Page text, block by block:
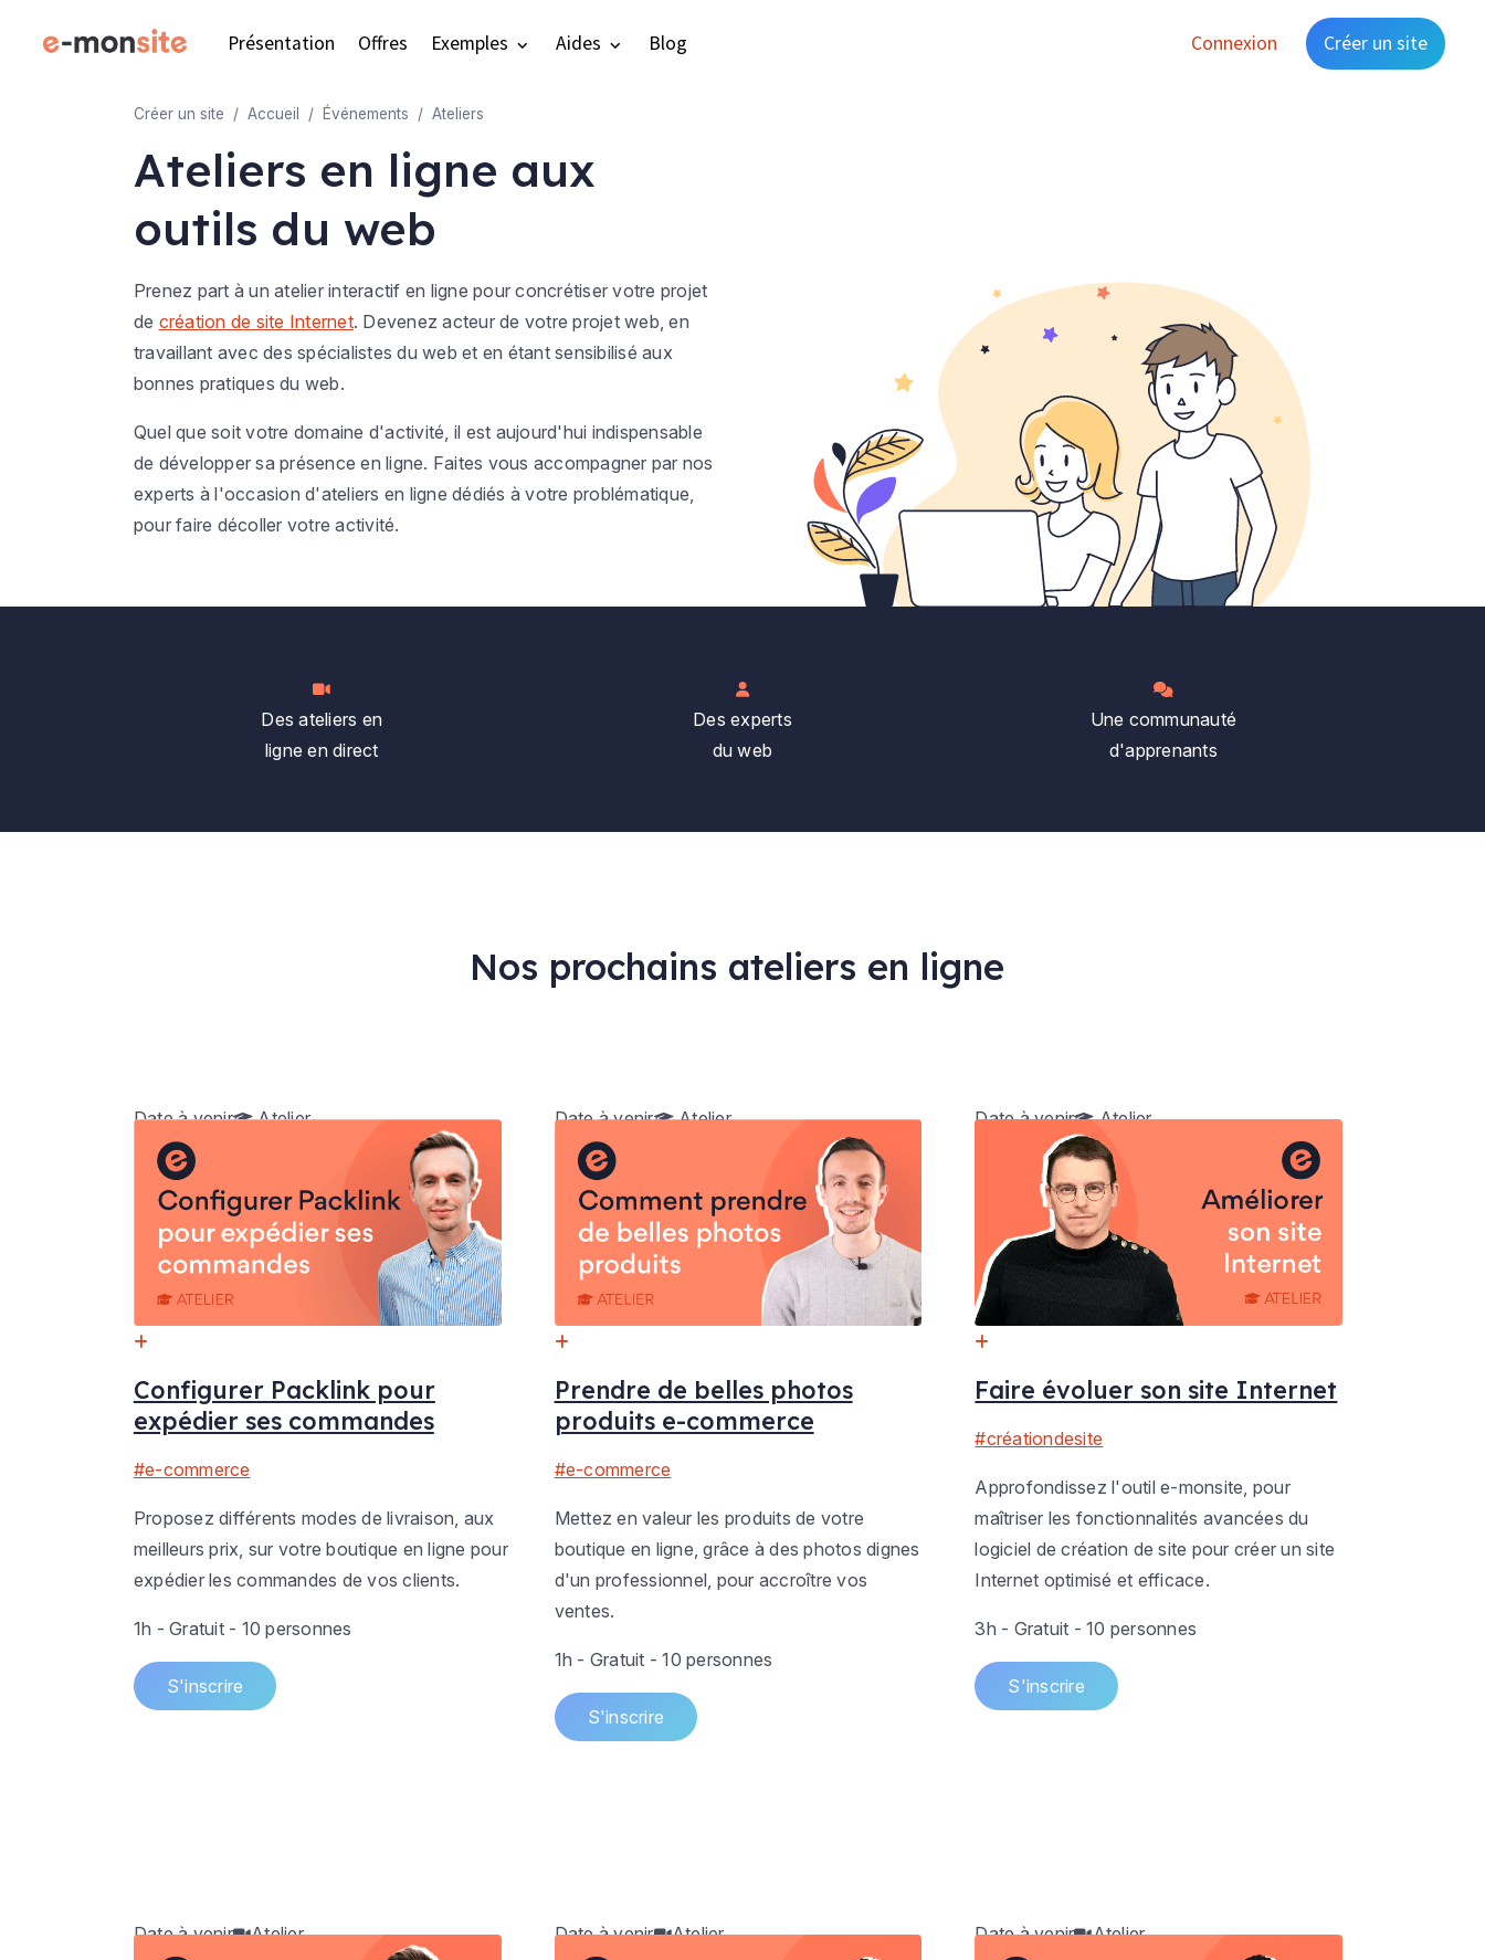
Présentation Offres Exemples Aides Blog Connexion Créer un site
Créer un site Accueil Événements Ateliers
Ateliers en ligne aux
outils du web
Prenez part à un atelier interactif en ligne pour concrétiser votre projet
de création de site Internet. Devenez acteur de votre projet web, en
travaillant avec des spécialistes du web et en étant sensibilisé aux
bonnes pratiques du web.
Quel que soit votre domaine d'activité, il est aujourd'hui indispensable
de développer sa présence en ligne. Faites vous accompagner par nos
experts à l'occasion d'ateliers en ligne dédiés à votre problématique,
pour faire décoller votre activité.
Des ateliers en
ligne en direct
Des experts
du web
Une communauté
d'apprenants
Nos prochains ateliers en ligne
Date à venir Atelier
Configurer Packlink pour
expédier ses commandes
#e-commerce
Proposez différents modes de livraison, aux
meilleurs prix, sur votre boutique en ligne pour
expédier les commandes de vos clients.
1h - Gratuit - 10 personnes
S'inscrire
Date à venir Atelier
Prendre de belles photos
produits e-commerce
#e-commerce
Mettez en valeur les produits de votre
boutique en ligne, grâce à des photos dignes
d'un professionnel, pour accroître vos
ventes.
1h - Gratuit - 10 personnes
S'inscrire
Date à venir Atelier
Faire évoluer son site Internet
#créationdesite
Approfondissez l'outil e-monsite, pour
maîtriser les fonctionnalités avancées du
logiciel de création de site pour créer un site
Internet optimisé et efficace.
3h - Gratuit - 10 personnes
S'inscrire
Date à venir Atelier Date à venir Atelier Date à venir Atelier